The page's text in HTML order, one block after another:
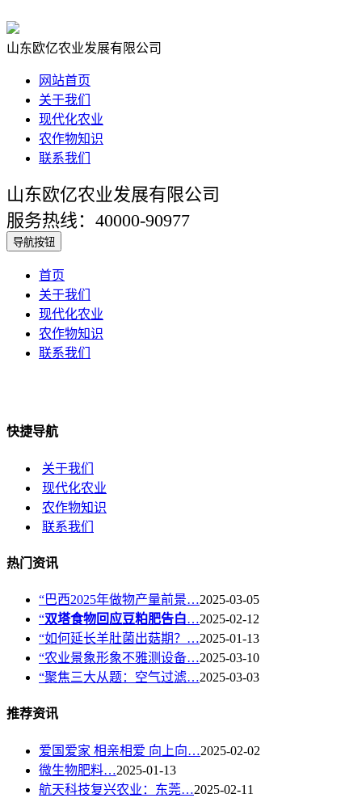
山东欧亿农业发展有限公司
网站首页
关于我们
现代化农业
农作物知识
联系我们
山东欧亿农业发展有限公司
服务热线：40000-90977
导航按钮
首页
关于我们
现代化农业
农作物知识
联系我们
快捷导航
关于我们
现代化农业
农作物知识
联系我们
热门资讯
“巴西2025年做物产量前景…2025-03-05
“双塔食物回应豆粕肥告白…2025-02-12
“如何延长羊肚菌出菇期？…2025-01-13
“农业景象形象不雅测设备…2025-03-10
“聚焦三大从题：空气过滤…2025-03-03
推荐资讯
爱国爱家 相亲相爱 向上向…2025-02-02
微生物肥料…2025-01-13
航天科技复兴农业：东莞…2025-02-11